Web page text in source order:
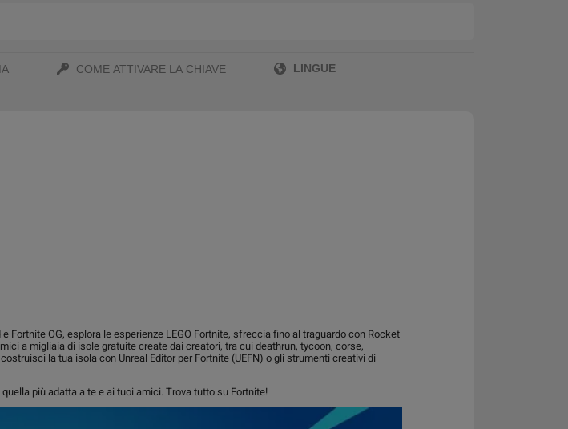
COME ATTIVARE LA CHIAVE LINGUE
Fortnite OG, esplora le esperienze LEGO Fortnite, sfreccia fino al traguardo con Rocket
a migliaia di isole gratuite create dai creatori, tra cui deathrun, tycoon, corse,
la tua isola con Unreal Editor per Fortnite (UEFN) o gli strumenti creativi di
più adatta a te e ai tuoi amici. Trova tutto su Fortnite!